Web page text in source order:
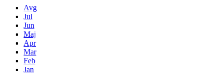
Avg
Jul
Jun
Maj
Apr
Mar
Feb
Jan